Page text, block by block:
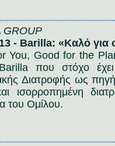
GROUP
- Barilla: «Καλό για
You, Good for the
που στόχο
Διατροφής ως
ισορροπημένη
του Ομίλου.